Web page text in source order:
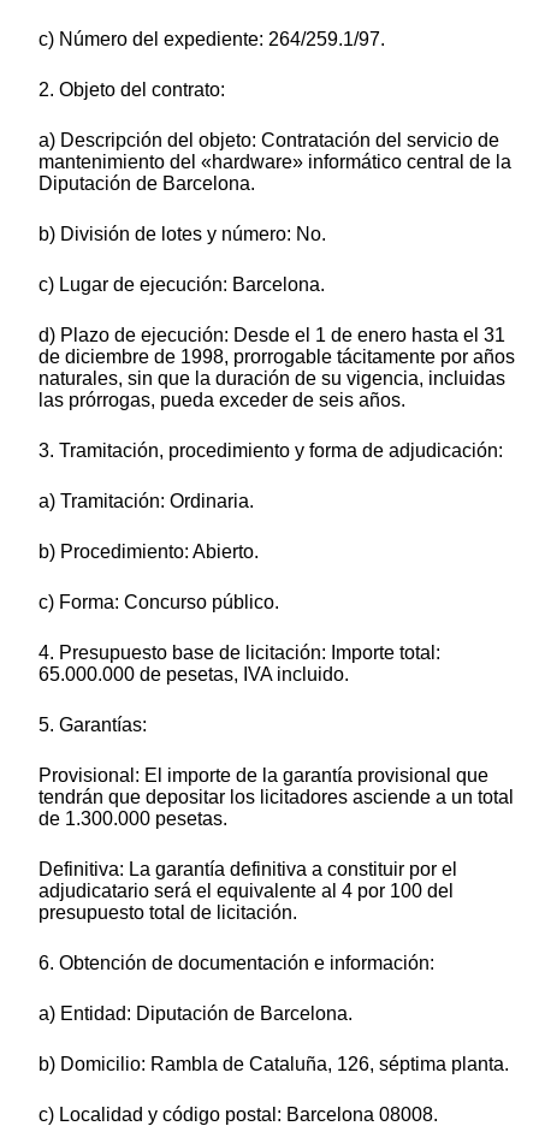
c) Número del expediente: 264/259.1/97.
2. Objeto del contrato:
a) Descripción del objeto: Contratación del servicio de
mantenimiento del «hardware» informático central de la
Diputación de Barcelona.
b) División de lotes y número: No.
c) Lugar de ejecución: Barcelona.
d) Plazo de ejecución: Desde el 1 de enero hasta el 31
de diciembre de 1998, prorrogable tácitamente por años
naturales, sin que la duración de su vigencia, incluidas
las prórrogas, pueda exceder de seis años.
3. Tramitación, procedimiento y forma de adjudicación:
a) Tramitación: Ordinaria.
b) Procedimiento: Abierto.
c) Forma: Concurso público.
4. Presupuesto base de licitación: Importe total:
65.000.000 de pesetas, IVA incluido.
5. Garantías:
Provisional: El importe de la garantía provisional que
tendrán que depositar los licitadores asciende a un total
de 1.300.000 pesetas.
Definitiva: La garantía definitiva a constituir por el
adjudicatario será el equivalente al 4 por 100 del
presupuesto total de licitación.
6. Obtención de documentación e información:
a) Entidad: Diputación de Barcelona.
b) Domicilio: Rambla de Cataluña, 126, séptima planta.
c) Localidad y código postal: Barcelona 08008.